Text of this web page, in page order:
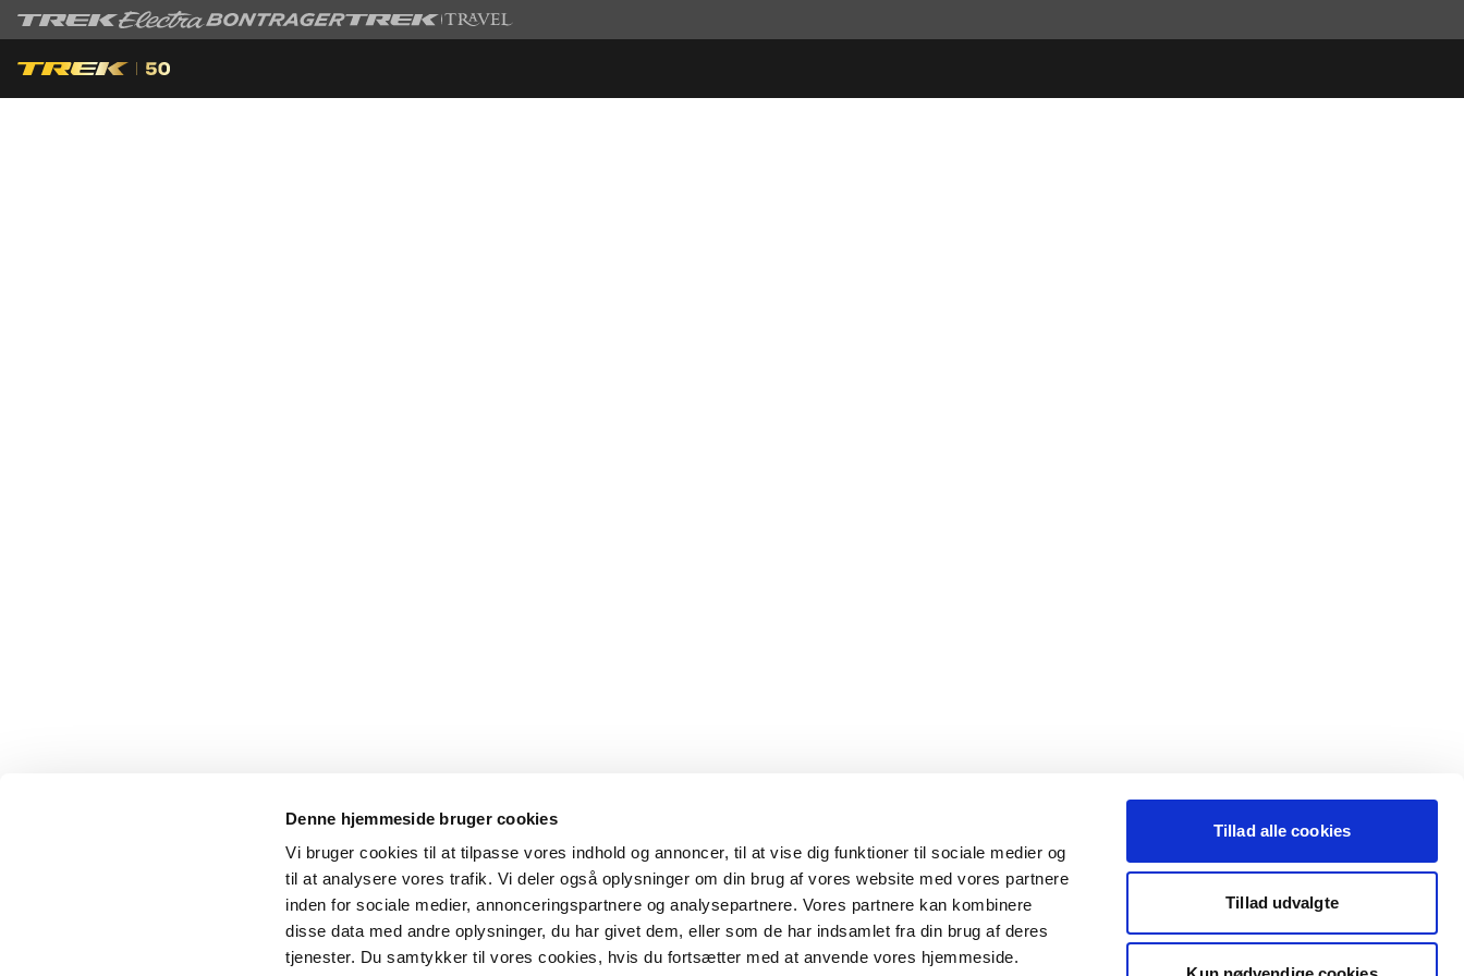
Denne hjemmeside bruger cookies
Vi bruger cookies til at tilpasse vores indhold og annoncer, til at vise dig funktioner til sociale medier og
til at analysere vores trafik. Vi deler også oplysninger om din brug af vores website med vores partnere
inden for sociale medier, annonceringspartnere og analysepartnere. Vores partnere kan kombinere
disse data med andre oplysninger, du har givet dem, eller som de har indsamlet fra din brug af deres
tjenester. Du samtykker til vores cookies, hvis du fortsætter med at anvende vores hjemmeside.
Tillad alle cookies
Tillad udvalgte